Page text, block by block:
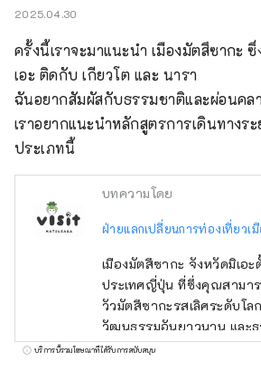
2025.04.30
ครั้งนี้เราจะมาแนะนำ เมืองมัตสึซากะ
เอะ ติดกับ เกียวโต และ นารา
ฉันอยากสัมผัสกับธรรมชาติและผ่อนคล
เราอยากแนะนำหลักสูตรการเดินทางร
ประเภทนี้
บทความโดย
ฝ่ายแลกเปลี่ยนการท่องเที่ยวเ
เมืองมัตสึซากะ จังหวัดมิเอ
ประเทศญี่ปุ่น ที่ซึ่งคุณสามาร
วัวมัตสึซากะรสเลิศระดับโล
วัฒนธรรมอันยาวนาน และ
ในสมัยเอโดะ มัตสึซากะเป็
บริการนี้รวมโฆษณาที่ได้รับการสนับสนุน